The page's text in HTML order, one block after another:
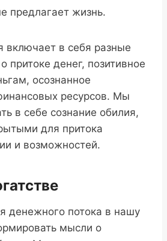
предлагает жизнь.
включает в себя разные
притоке денег, позитивное
осознанное
ресурсов. Мы
в себе сознание обилия,
для притока
и возможностей.
денежного потока в нашу
мысли о